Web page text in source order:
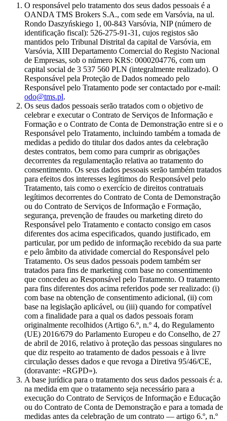
O responsável pelo tratamento dos seus dados pessoais é a
OANDA TMS Brokers S.A., com sede em Varsóvia, na ul.
Rondo Daszyńskiego 1, 00-843 Varsóvia, NIP (número de
identificação fiscal): 526-275-91-31, cujos registos são
mantidos pelo Tribunal Distrital da capital de Varsóvia, em
Varsóvia, XIII Departamento Comercial do Registo Nacional
de Empresas, sob o número KRS: 0000204776, com um
capital social de 3 537 560 PLN (integralmente realizado). O
Responsável pela Proteção de Dados nomeado pelo
Responsável pelo Tratamento pode ser contactado por e-mail:
odo@tms.pl.
Os seus dados pessoais serão tratados com o objetivo de
celebrar e executar o Contrato de Serviços de Informação e
Formação e o Contrato de Conta de Demonstração entre si e o
Responsável pelo Tratamento, incluindo também a tomada de
medidas a pedido do titular dos dados antes da celebração
destes contratos, bem como para cumprir as obrigações
decorrentes da regulamentação relativa ao tratamento do
consentimento. Os seus dados pessoais serão também tratados
para efeitos dos interesses legítimos do Responsável pelo
Tratamento, tais como o exercício de direitos contratuais
legítimos decorrentes do Contrato de Conta de Demonstração
ou do Contrato de Serviços de Informação e Formação,
segurança, prevenção de fraudes ou marketing direto do
Responsável pelo Tratamento e contacto consigo em casos
diferentes dos acima especificados, quando justificado, em
particular, por um pedido de informação recebido da sua parte
e pelo âmbito da atividade comercial do Responsável pelo
Tratamento. Os seus dados pessoais podem também ser
tratados para fins de marketing com base no consentimento
que concedeu ao Responsável pelo Tratamento. O tratamento
para fins diferentes dos acima referidos pode ser realizado: (i)
com base na obtenção de consentimento adicional, (ii) com
base na legislação aplicável, ou (iii) quando for compatível
com a finalidade para a qual os dados pessoais foram
originalmente recolhidos (Artigo 6.º, n.º 4, do Regulamento
(UE) 2016/679 do Parlamento Europeu e do Conselho, de 27
de abril de 2016, relativo à proteção das pessoas singulares no
que diz respeito ao tratamento de dados pessoais e à livre
circulação desses dados e que revoga a Diretiva 95/46/CE,
(doravante: «RGPD»).
A base jurídica para o tratamento dos seus dados pessoais é: a.
na medida em que o tratamento seja necessário para a
execução do Contrato de Serviços de Informação e Educação
ou do Contrato de Conta de Demonstração e para a tomada de
medidas antes da celebração de um contrato — artigo 6.º, n.º